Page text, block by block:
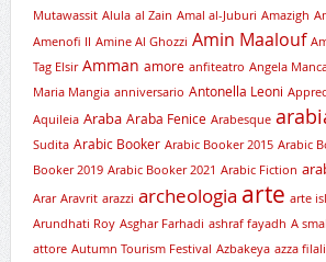
Mutawassit Alula al Zain Amal al-Juburi Amazigh
Amenofi II Amine Al Ghozzi Amin Maalouf
Tag Elsir Amman amore anfiteatro Angela
Maria Mangia anniversario Antonella Leoni
Aquileia Araba Araba Fenice Arabesque
Sudita Arabic Booker Arabic Booker 2015 Arabic
Booker 2019 Arabic Booker 2021 Arabic Fiction
Arar Aravrit arazzi archeologia arte arte
Arundhati Roy Asghar Farhadi ashraf fayadh A
attore Autumn Tourism Festival Azbakeya azza filali